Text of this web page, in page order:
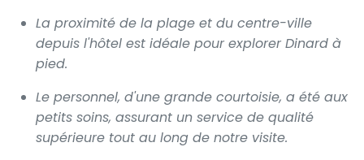
La proximité de la plage et du centre-ville
depuis l'hôtel est idéale pour explorer Dinard à
pied.
Le personnel, d'une grande courtoisie, a été aux
petits soins, assurant un service de qualité
supérieure tout au long de notre visite.